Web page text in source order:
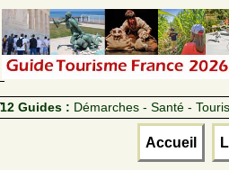
12 Guides : Démarches - Santé -
Accueil